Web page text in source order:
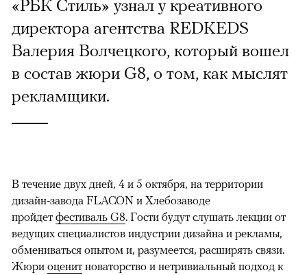
«РБК Стиль» узнал у креативного
директора агентства REDKEDS
Валерия Волчецкого, который вошел
в состав жюри G8, о том, как мыслят
рекламщики.
В течение двух дней, 4 и 5 октября, на территории
дизайн-завода FLACON и Хлебозаводе
пройдет фестиваль G8. Гости будут слушать лекции от
ведущих специалистов индустрии дизайна и рекламы,
обмениваться опытом и, разумеется, расширять связи.
Жюри оценит новаторство и нетривиальный подход к